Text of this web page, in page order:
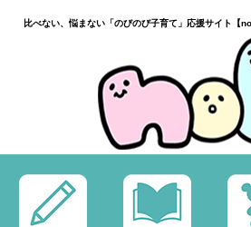
比べない、悩まない「のびのび子育て」応援サイト